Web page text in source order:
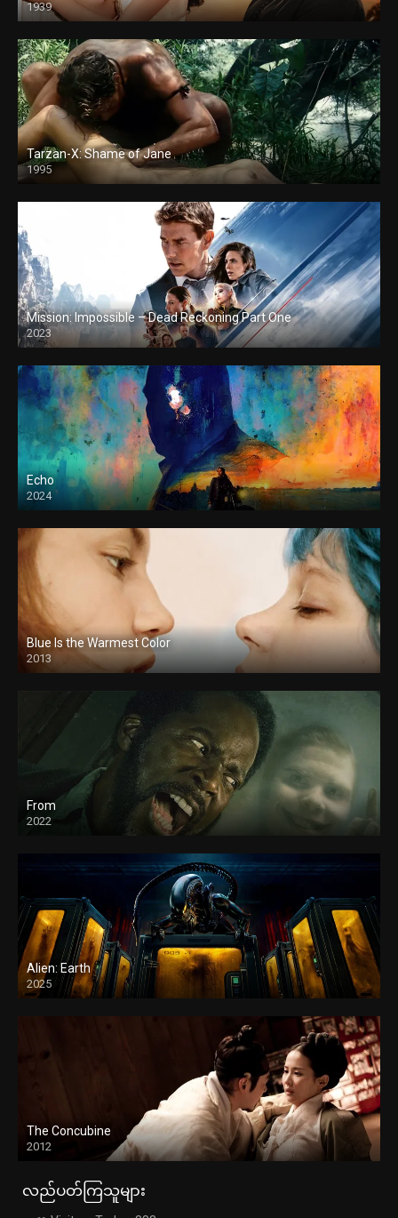
1939
Tarzan-X: Shame of Jane
1995
Mission: Impossible – Dead Reckoning Part One
2023
Echo
2024
Blue Is the Warmest Color
2013
From
2022
Alien: Earth
2025
The Concubine
2012
လည်ပတ်ကြသူများ